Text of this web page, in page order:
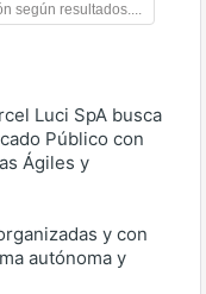
según resultados....
Luci SpA busca
Público con
Ágiles y
y con
autónoma y